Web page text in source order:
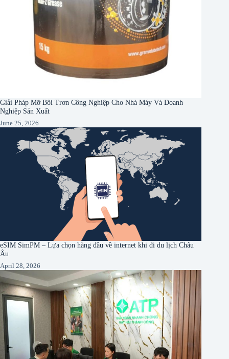
Giải Pháp Mỡ Bôi Trơn Công Nghiệp Cho Nhà Máy Và Doanh
Nghiệp Sản Xuất
June 25, 2026
eSIM SimPM – Lựa chọn hàng đầu về internet khi đi du lịch Châu
Âu
April 28, 2026